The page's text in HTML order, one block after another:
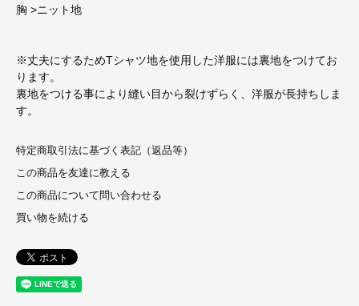
胸 >ニット地
※丈夫にするためTシャツ地を使用した洋服には裏地をつけてお
ります。
裏地をつける事により縫い目から裂けずらく、洋服が長持ちしま
す。
特定商取引法に基づく表記（返品等）
この商品を友達に教える
この商品について問い合わせる
買い物を続ける